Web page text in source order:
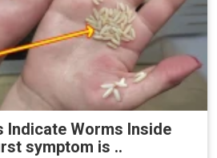
Indicate Worms Inside
symptom is ..